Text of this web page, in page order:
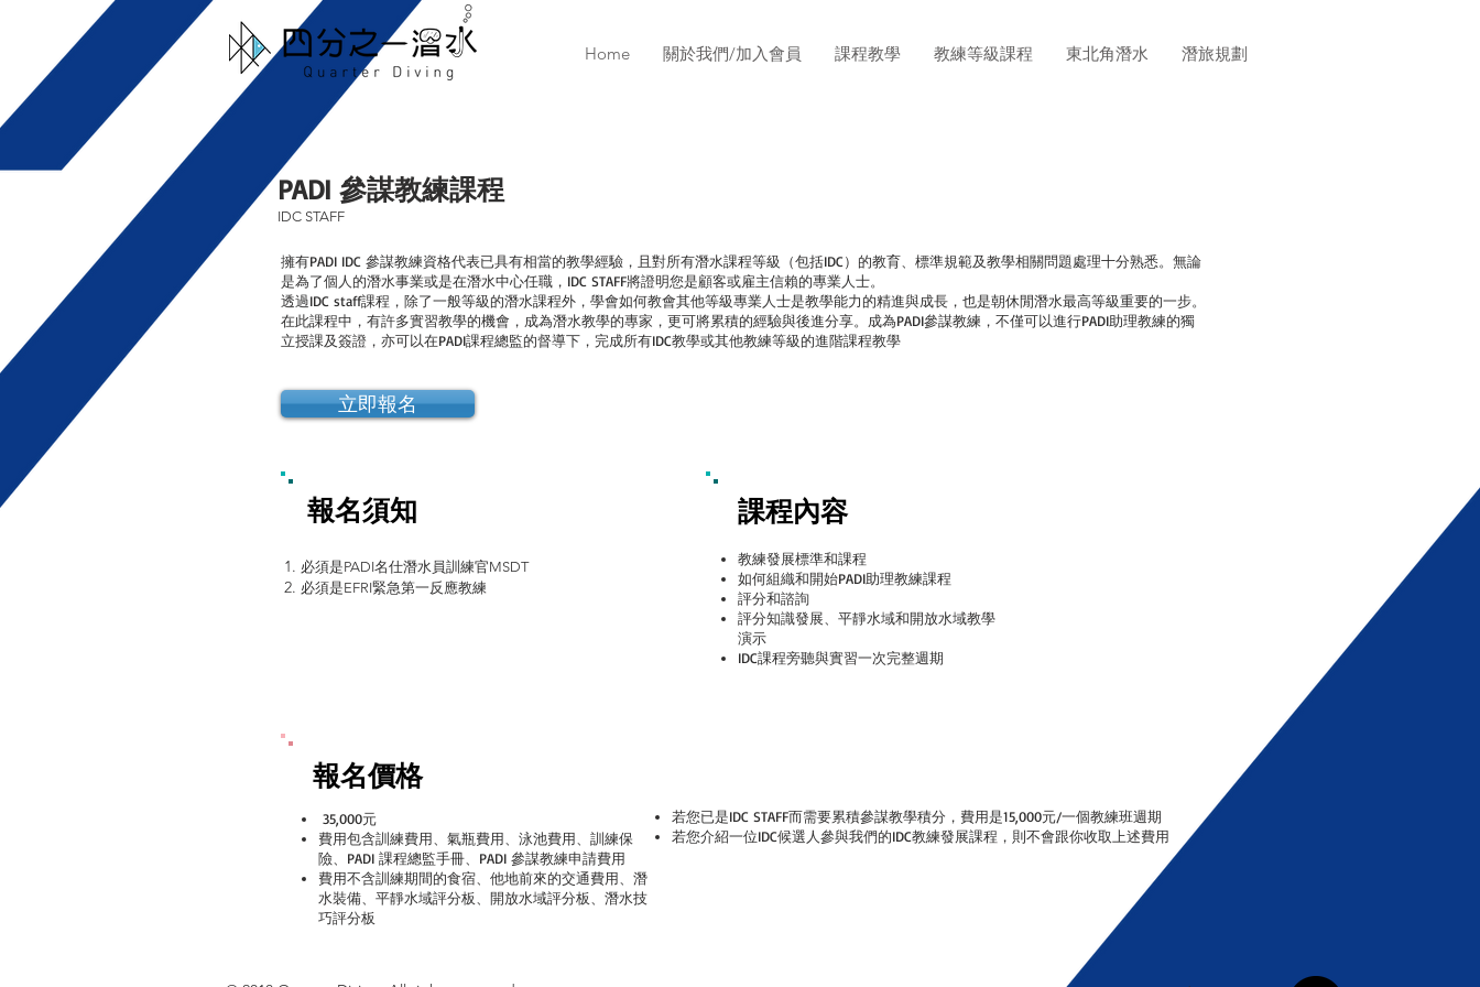
Home 關於我們/加入會員 課程教學 教練等級課程 東北角潛水 潛旅規劃
PADI 參謀教練課程
IDC STAFF
擁有PADI IDC 參謀教練資格代表已具有相當的教學經驗，且對所有潛水課程等級（包括IDC）的教育、標準規範及教學相關問題處理十分熟悉。無論
是為了個人的潛水事業或是在潛水中心任職，IDC STAFF將證明您是顧客或雇主信賴的專業人士。
透過IDC staff課程，除了一般等級的潛水課程外，學會如何教會其他等級專業人士是教學能力的精進與成長，也是朝休閒潛水最高等級重要的一步。
在此課程中，有許多實習教學的機會，成為潛水教學的專家，更可將累積的經驗與後進分享。成為PADI參謀教練，不僅可以進行PADI助理教練的獨
立授課及簽證，亦可以在PADI課程總監的督導下，完成所有IDC教學或其他教練等級的進階課程教學
立即報名
報名須知
必須是PADI名仕潛水員訓練官MSDT
必須是EFRI緊急第一反應教練
課程內容
教練發展標準和課程
如何組織和開始PADI助理教練課程
評分和諮詢
評分知識發展、平靜水域和開放水域教學
演示
IDC課程旁聽與實習一次完整週期
報名價格
35,000元
費用包含訓練費用、氣瓶費用、泳池費用、訓練保
險、PADI 課程總監手冊、PADI 參謀教練申請費用
費用不含訓練期間的食宿、他地前來的交通費用、潛
水裝備、平靜水域評分板、開放水域評分板、潛水技
巧評分板
若您已是IDC STAFF而需要累積參謀教學積分，費用是15,000元/一個教練班週期
​若您介紹一位IDC候選人參與我們的IDC教練發展課程，則不會跟你收取上述費用